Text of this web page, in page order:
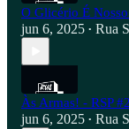
O Glicério É
jun 6, 2025 • Rua
Às Armas! - RSP
jun 6, 2025 • Rua